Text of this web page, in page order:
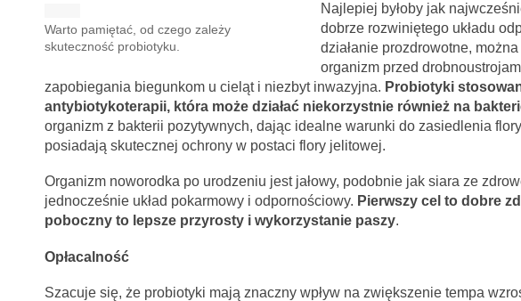
Warto pamiętać, od czego zależy
skuteczność probiotyku.
Najlepiej byłoby jak
dobrze rozwiniętego układu
działanie prozdrowotne,
organizm przed
zapobiegania biegunkom u cieląt i niezbyt inwazyjna. Probiotyki
antybiotykoterapii, która może działać niekorzystnie również na
organizm z bakterii pozytywnych, dając idealne warunki do zasiedlenia
posiadają skutecznej ochrony w postaci flory jelitowej.
Organizm noworodka po urodzeniu jest jałowy, podobnie jak siara ze
jednocześnie układ pokarmowy i odpornościowy. Pierwszy cel to dobre
poboczny to lepsze przyrosty i wykorzystanie paszy.
Opłacalność
Szacuje się, że probiotyki mają znaczny wpływ na zwiększenie tempa